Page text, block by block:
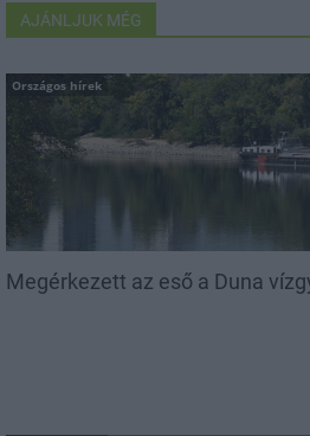
AJÁNLJUK MÉG
Országos hírek
Megérkezett az eső a Duna